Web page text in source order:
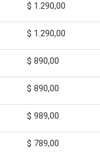
$ 1.290,00
$ 1.290,00
$ 890,00
$ 890,00
$ 989,00
$ 789,00